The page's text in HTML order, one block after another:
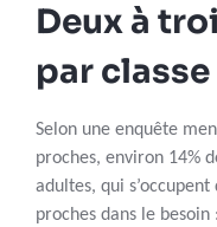
Deux à
par classe
Selon une enquête
proches, environ 14%
adultes, qui
proches dans le